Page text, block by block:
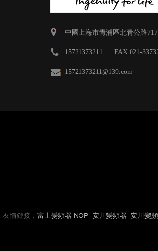
中國上海市青浦區北青公路
15721373211 FAX:021-
15721373211@139.com
友情鏈接： 富士變頻器 NOP 安川變頻器 安川變